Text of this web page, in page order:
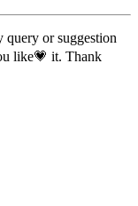
query or suggestion
like💗 it. Thank